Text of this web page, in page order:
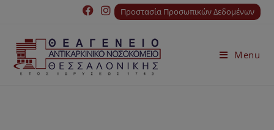
Προστασία Προσωπικών Δεδομένων
Menu